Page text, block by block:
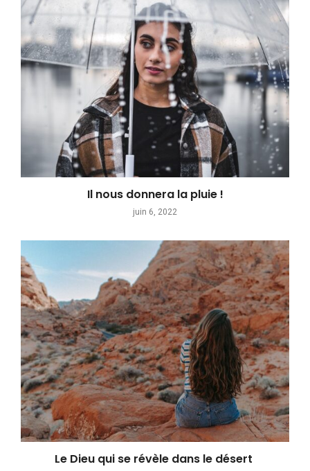
Il nous donnera la pluie !
juin 6, 2022
Le Dieu qui se révèle dans le désert